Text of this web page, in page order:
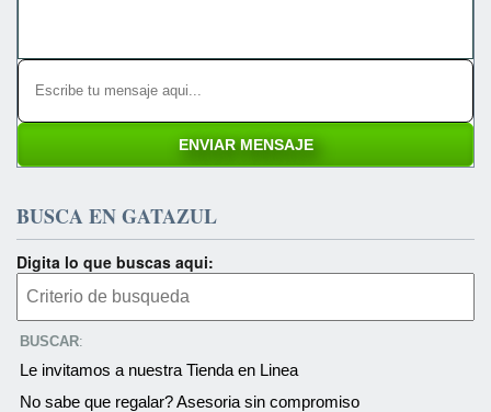
BUSCA EN GATAZUL
Digita lo que buscas aqui:
BUSCAR:
Le invitamos a nuestra Tienda en Linea
No sabe que regalar? Asesoria sin compromiso